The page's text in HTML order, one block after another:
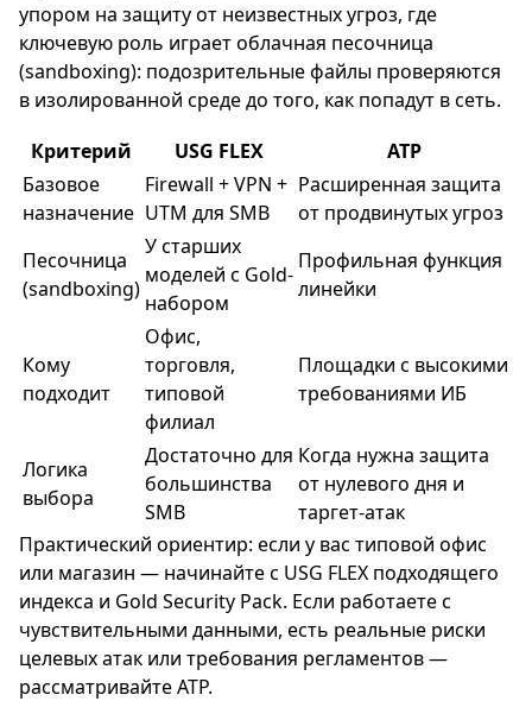
упором на защиту от неизвестных угроз, где
ключевую роль играет облачная песочница
(sandboxing): подозрительные файлы проверяются
в изолированной среде до того, как попадут в сеть.
Критерий
USG FLEX
ATP
Базовое
назначение
Firewall + VPN +
UTM для SMB
Расширенная защита
от продвинутых угроз
Песочница
(sandboxing)
У старших
моделей с Gold-
набором
Профильная функция
линейки
Кому
подходит
Офис,
торговля,
типовой
филиал
Площадки с высокими
требованиями ИБ
Логика
выбора
Достаточно для
большинства
SMB
Когда нужна защита
от нулевого дня и
таргет-атак
Практический ориентир: если у вас типовой офис
или магазин — начинайте с USG FLEX подходящего
индекса и Gold Security Pack. Если работаете с
чувствительными данными, есть реальные риски
целевых атак или требования регламентов —
рассматривайте ATP.